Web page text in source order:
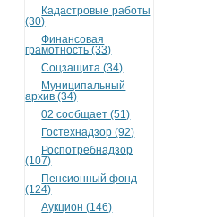
Кадастровые работы
(30)
Финансовая
грамотность (33)
Соцзащита (34)
Муниципальный
архив (34)
02 сообщает (51)
Гостехнадзор (92)
Роспотребнадзор
(107)
Пенсионный фонд
(124)
Аукцион (146)